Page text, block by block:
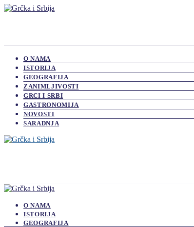
O NAMA
ISTORIJA
GEOGRAFIJA
ZANIMLJIVOSTI
GRCI I SRBI
GASTRONOMIJA
NOVOSTI
SARADNJA
O NAMA
ISTORIJA
GEOGRAFIJA